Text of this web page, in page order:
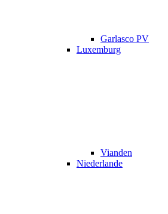
Garlasco PV
Luxemburg
Vianden
Niederlande